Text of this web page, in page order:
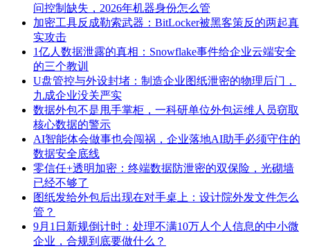
问控制缺失，2026年机器身份怎么管
加密工具反成勒索武器：BitLocker被黑客策反的两起真
实攻击
1亿人数据泄露的真相：Snowflake事件给企业云端安全
的三个教训
U盘管控与外设封堵：制造企业图纸泄密的物理后门，
九成企业没关严实
数据外包不是甩手掌柜，一科研单位外包运维人员窃取
核心数据的警示
AI智能体会做事也会闯祸，企业落地AI助手必须守住的
数据安全底线
零信任+透明加密：终端数据防泄密的双保险，光砌墙
已经不够了
图纸发给外包后出现在对手桌上：设计院外发文件怎么
管？
9月1日新规倒计时：处理不满10万人个人信息的中小微
企业，合规到底要做什么？